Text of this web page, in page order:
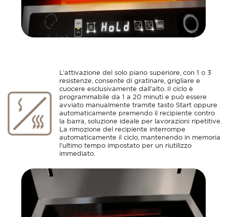
L’attivazione del solo piano superiore, con 1 o 3
resistenze, consente di gratinare, grigliare e
cuocere esclusivamente dall’alto. Il ciclo è
programmabile da 1 a 20 minuti e può essere
avviato manualmente tramite tasto Start oppure
automaticamente premendo il recipiente contro
la barra, soluzione ideale per lavorazioni ripetitive.
La rimozione del recipiente interrompe
automaticamente il ciclo, mantenendo in memoria
l’ultimo tempo impostato per un riutilizzo
immediato.